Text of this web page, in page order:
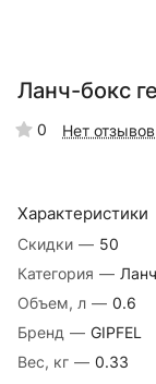
Ланч-бокс
0 Нет отзывов
Характеристики
Скидки — 50
Категория —
Объем, л — 0.6
Бренд — GIPFEL
Вес, кг — 0.33